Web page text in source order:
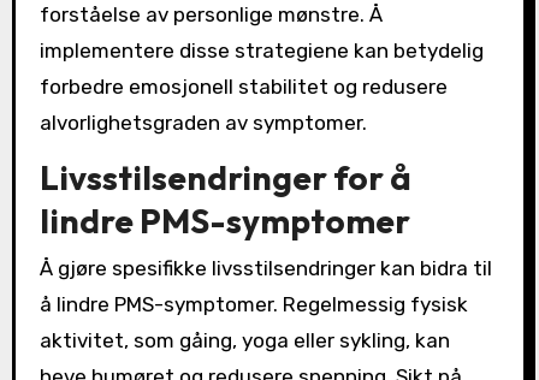
forståelse av personlige mønstre. Å
implementere disse strategiene kan betydelig
forbedre emosjonell stabilitet og redusere
alvorlighetsgraden av symptomer.
Livsstilsendringer for å
lindre PMS-symptomer
Å gjøre spesifikke livsstilsendringer kan bidra til
å lindre PMS-symptomer. Regelmessig fysisk
aktivitet, som gåing, yoga eller sykling, kan